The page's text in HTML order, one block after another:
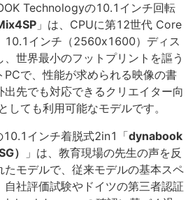
Technologyの10.1インチ回転
」は、CPUに第12世代 Core
10.1インチ（2560x1600）ディス
、世界最小のフットプリントを謳う
PCで、性能が求められる映像の書
出先でも対応できるクリエイター向
しても利用可能なモデルです。
10.1インチ着脱式2in1「dynabook
）
」は、教育現場の先生の声を反
たモデルで、従来モデルの基本スペ
自社評価試験やドイツの第三者認証